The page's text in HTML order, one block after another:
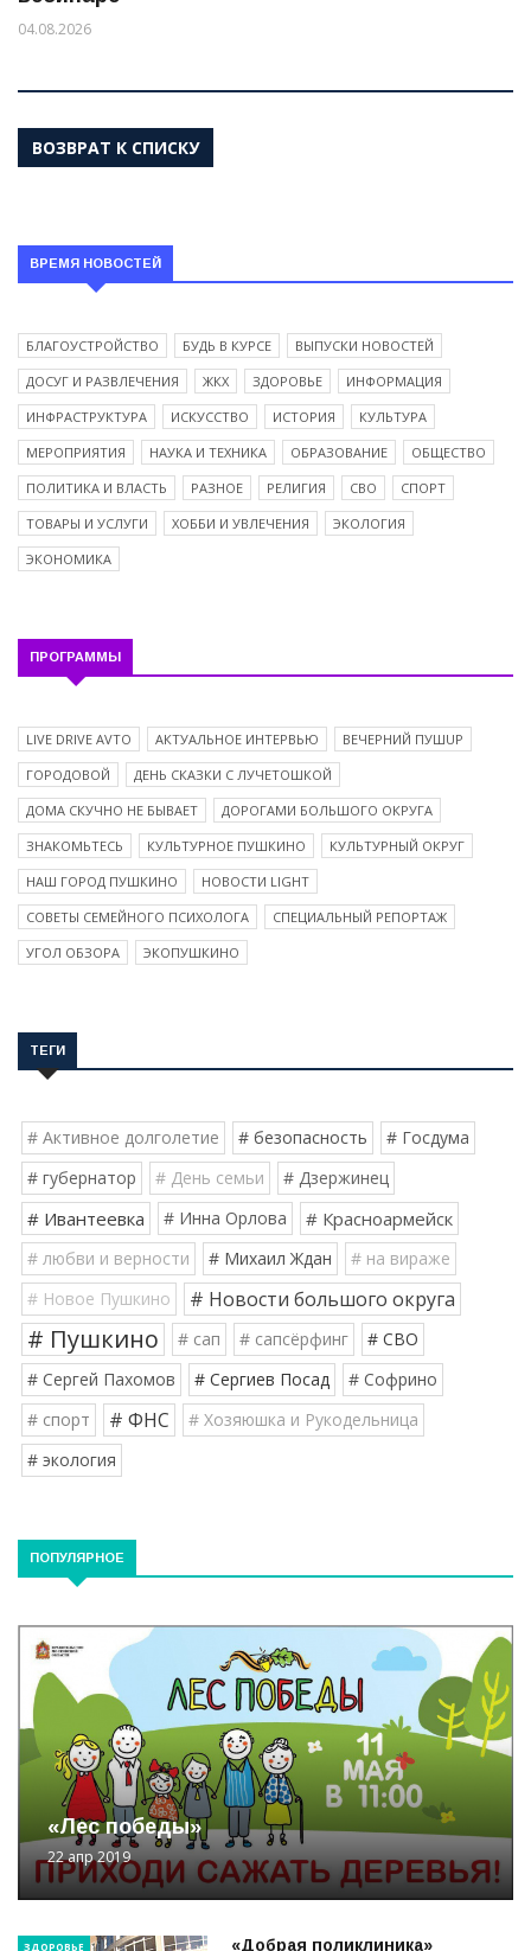
04.08.2026
ВОЗВРАТ К СПИСКУ
ВРЕМЯ НОВОСТЕЙ
БЛАГОУСТРОЙСТВО БУДЬ В КУРСЕ
ВЫПУСКИ НОВОСТЕЙ
ДОСУГ И РАЗВЛЕЧЕНИЯ
ЖКХ ЗДОРОВЬЕ
ИНФОРМАЦИЯ
ИНФРАСТРУКТУРА
ИСКУССТВО ИСТОРИЯ
КУЛЬТУРА
МЕРОПРИЯТИЯ
НАУКА И ТЕХНИКА ОБРАЗОВАНИЕ
ОБЩЕСТВО
ПОЛИТИКА И ВЛАСТЬ
РАЗНОЕ РЕЛИГИЯ СВО
СПОРТ
ТОВАРЫ И УСЛУГИ
ХОББИ И УВЛЕЧЕНИЯ
ЭКОЛОГИЯ
ЭКОНОМИКА
ПРОГРАММЫ
LIVE DRIVE AVTO АКТУАЛЬНОЕ ИНТЕРВЬЮ
ВЕЧЕРНИЙ ПУШUP
ГОРОДОВОЙ
ДЕНЬ СКАЗКИ С ЛУЧЕТОШКОЙ
ДОМА СКУЧНО НЕ БЫВАЕТ
ДОРОГАМИ БОЛЬШОГО ОКРУГА
ЗНАКОМЬТЕСЬ
КУЛЬТУРНОЕ ПУШКИНО
КУЛЬТУРНЫЙ ОКРУГ
НАШ ГОРОД ПУШКИНО
НОВОСТИ LIGHT
СОВЕТЫ СЕМЕЙНОГО ПСИХОЛОГА
СПЕЦИАЛЬНЫЙ РЕПОРТАЖ
УГОЛ ОБЗОРА
ЭКОПУШКИНО
ТЕГИ
# Активное долголетие # безопасность
# Госдума
# губернатор
# День семьи # Дзержинец
# Ивантеевка # Инна Орлова # Красноармейск
# любви и верности # Михаил Ждан
# на вираже
# Новое Пушкино
# Новости большого округа
# Пушкино # сап # сапсёрфинг
# СВО
# Сергей Пахомов
# Сергиев Посад
# Софрино
# спорт
# ФНС
# Хозяюшка и Рукодельница
# экология
ПОПУЛЯРНОЕ
«Лес победы»
22 апр 2019
ЗДОРОВЬЕ «Добрая поликлиника»